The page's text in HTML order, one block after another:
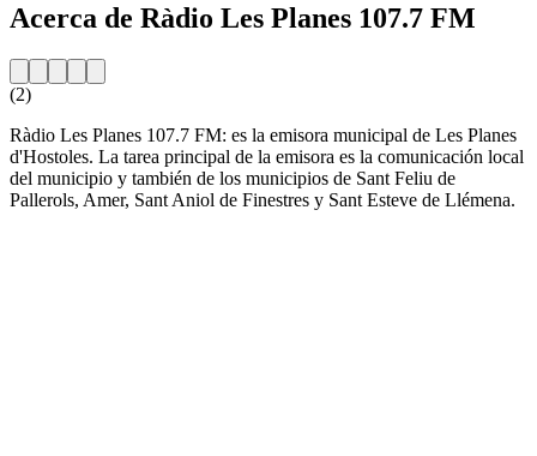
Acerca de Ràdio Les Planes 107.7 FM
(2)
Ràdio Les Planes 107.7 FM: es la emisora ​​municipal de Les Planes
d'Hostoles. La tarea principal de la emisora ​​es la comunicación local
del municipio y también de los municipios de Sant Feliu de
Pallerols, Amer, Sant Aniol de Finestres y Sant Esteve de Llémena.